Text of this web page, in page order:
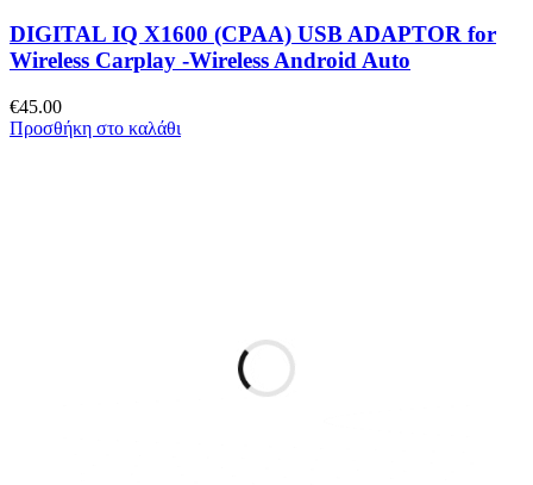
DIGITAL IQ X1600 (CPAA) USB ADAPTOR for
Wireless Carplay -Wireless Android Auto
€45.00
Προσθήκη στο καλάθι